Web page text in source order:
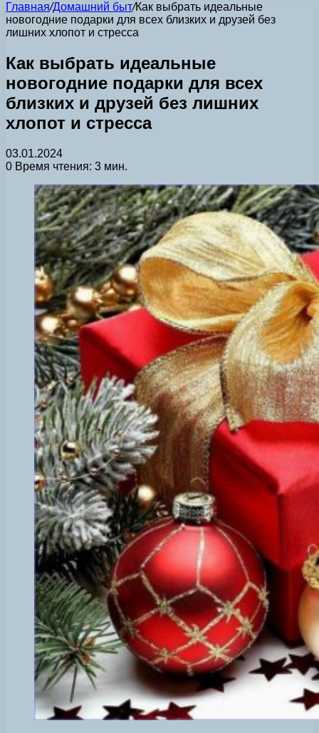
Главная/Домашний быт/Как выбрать идеальные
новогодние подарки для всех близких и друзей без
лишних хлопот и стресса
Как выбрать идеальные
новогодние подарки для всех
близких и друзей без лишних
хлопот и стресса
03.01.2024
0 Время чтения: 3 мин.